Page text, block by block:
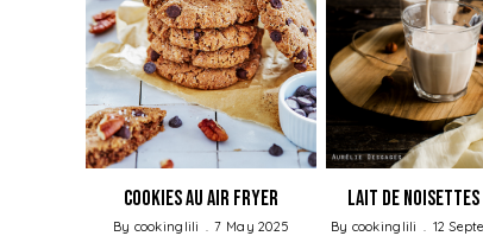
Cookies au Air fryer
By cookinglili 7 May 2025
Lait de noisettes
By cookinglili 12